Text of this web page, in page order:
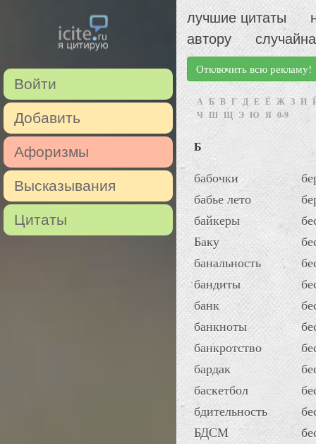
Войти
Добавить
Афоризмы
Высказывания
Цитаты
лучшие цитаты
автору
Отключить всю рекламу!
А Б В Г Д Е Ё Ж З И
Ч Ш Щ Э Ю Я 0-9
Б
бабочки
бабье лето
байкеры
Баку
банальность
бандиты
банк
банкноты
банкротство
бардак
баскетбол
бдительность
БДСМ